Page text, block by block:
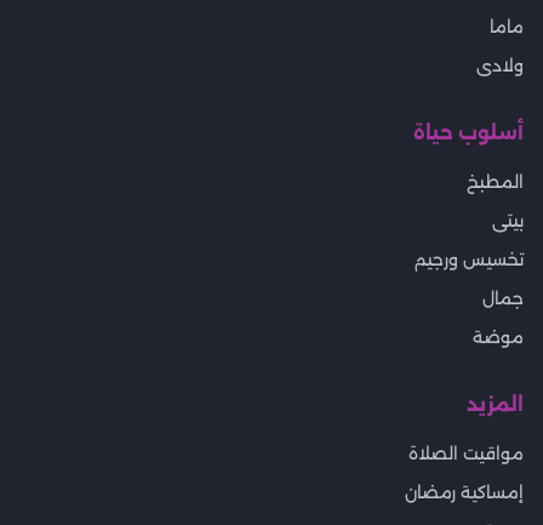
ماما
ولادى
أسلوب حياة
المطبخ
بيتى
تخسيس ورجيم
جمال
موضة
المزيد
مواقيت الصلاة
إمساكية رمضان